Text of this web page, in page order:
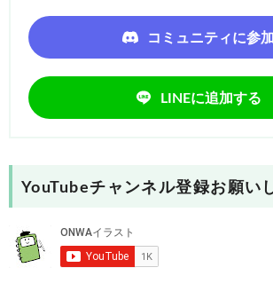
コミュニティに参加
LINEに追加する
YouTubeチャンネル登録お願い